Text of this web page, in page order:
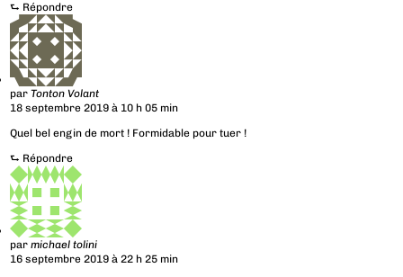
⮑ Répondre
parTonton Volant
18 septembre 2019 à 10 h 05 min
Quel bel engin de mort ! Formidable pour tuer !
⮑ Répondre
parmichael tolini
16 septembre 2019 à 22 h 25 min